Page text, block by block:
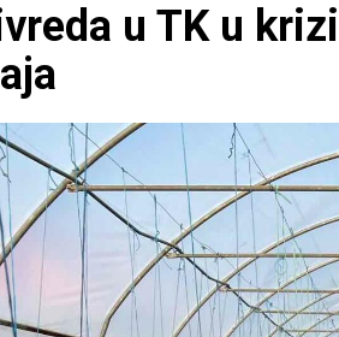
u TK u